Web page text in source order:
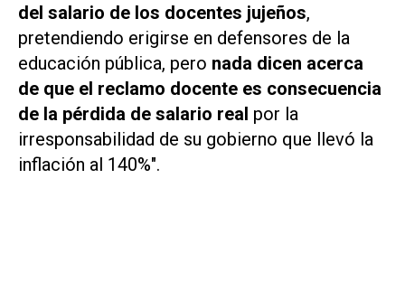
del salario de los docentes jujeños,
pretendiendo erigirse en defensores de la
educación pública, pero nada dicen acerca
de que el reclamo docente es consecuencia
de la pérdida de salario real por la
irresponsabilidad de su gobierno que llevó la
inflación al 140%".